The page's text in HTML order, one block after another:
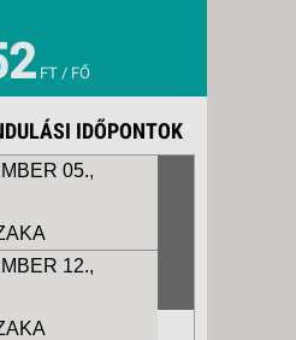
FT / FŐ
IDŐPONTOK
05.,
12.,